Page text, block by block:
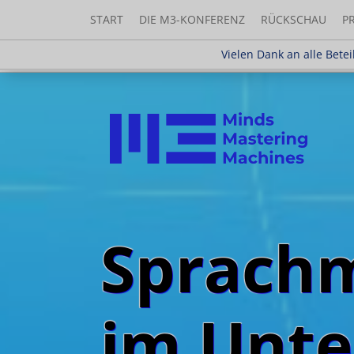
START DIE M3-KONFERENZ RÜCKSCHAU
Vielen Dank an alle
Vielen Dank an alle